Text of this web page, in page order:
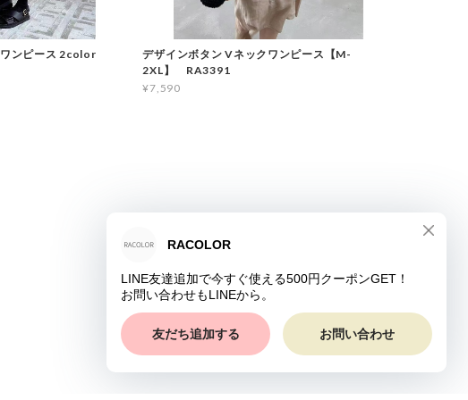
ワンピース 2color
デザインボタン Vネックワンピース【M-
2XL】 RA3391
¥7,590